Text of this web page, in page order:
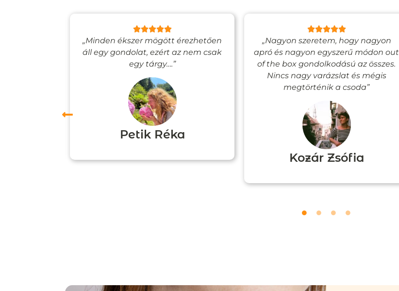
„Minden ékszer mögött érezhetően
áll egy gondolat, ezért az nem csak
egy tárgy….”
Petik Réka
„Nagyon szeretem, hogy nagyon
apró és nagyon egyszerű módon out
of the box gondolkodású az összes.
Nincs nagy varázslat és mégis
megtörténik a csoda”
Kozár Zsófia